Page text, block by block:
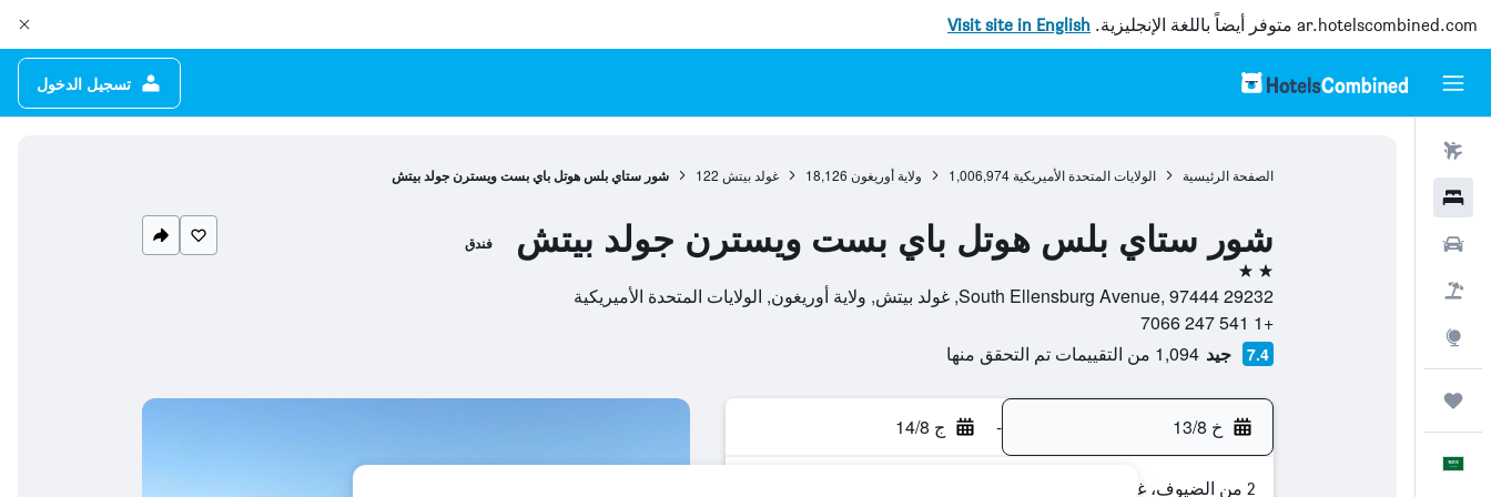
ar.hotelscombined.com متوفر أيضاً باللغة الإنجليزية. Visit site in English
تسجيل الدخول
الصفحة الرئيسية الولايات المتحدة الأميريكية 1,006,974 ولاية أوريغون 18,126 غولد بيتش 122 شور ستاي بلس هوتل باي بست ويسترن جولد بيتش
شور ستاي بلس هوتل باي بست ويسترن جولد بيتش فندق
2 نجمتين
29232 South Ellensburg Avenue, 97444, غولد بيتش, ولاية أوريغون, الولايات المتحدة الأميريكية
+1 541 247 7066
7.4 جيد 1,094 من التقييمات تم التحقق منها
خ 13/8 - ج 14/8
2 من الضيوف، غرفة واحدة